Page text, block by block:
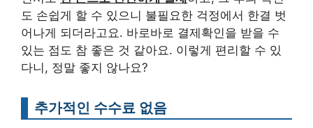
도 손쉽게 할 수 있으니 불필요한 걱정에서 한결 벗
어나게 되더라고요. 바로바로 결제확인을 받을 수
있는 점도 참 좋은 것 같아요. 이렇게 편리할 수 있
다니, 정말 좋지 않나요?
추가적인 수수료 없음